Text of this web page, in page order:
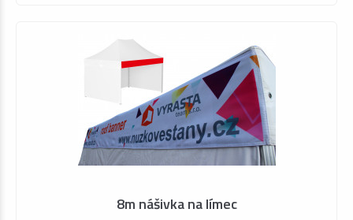
8m nášivka na límec